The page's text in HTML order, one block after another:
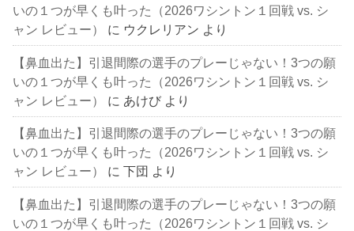
いの１つが早くも叶った（2026ワシントン１回戦 vs. シ
ャン レビュー）
に ウクレリアン より
【鼻血出た】引退間際の選手のプレーじゃない！3つの願
いの１つが早くも叶った（2026ワシントン１回戦 vs. シ
ャン レビュー）
に あけび より
【鼻血出た】引退間際の選手のプレーじゃない！3つの願
いの１つが早くも叶った（2026ワシントン１回戦 vs. シ
ャン レビュー）
に下団 より
【鼻血出た】引退間際の選手のプレーじゃない！3つの願
いの１つが早くも叶った（2026ワシントン１回戦 vs. シ